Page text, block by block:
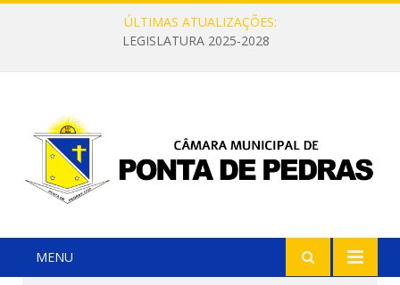
ÚLTIMAS ATUALIZAÇÕES:
LEGISLATURA 2025-2028
MENU